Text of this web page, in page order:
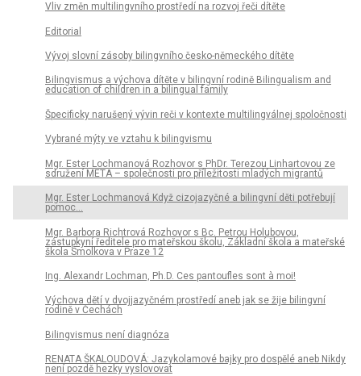
Vliv změn multilingvního prostředí na rozvoj řeči dítěte
Editorial
Vývoj slovní zásoby bilingvního česko-německého dítěte
Bilingvismus a výchova dítěte v bilingvní rodině Bilingualism and
education of children in a bilingual family
Špecificky narušený vývin reči v kontexte multilingválnej spoločnosti
Vybrané mýty ve vztahu k bilingvismu
Mgr. Ester Lochmanová Rozhovor s PhDr. Terezou Linhartovou ze
sdružení META – společnosti pro příležitosti mladých migrantů
Mgr. Ester Lochmanová Když cizojazyčné a bilingvní děti potřebují
pomoc…
Mgr. Barbora Richtrová Rozhovor s Bc. Petrou Holubovou,
zástupkyní ředitele pro mateřskou školu, Základní škola a mateřské
škola Smolkova v Praze 12
Ing. Alexandr Lochman, Ph.D. Ces pantoufles sont à moi!
Výchova dětí v dvojjazyčném prostředí aneb jak se žije bilingvní
rodině v Čechách
Bilingvismus není diagnóza
RENATA ŠKALOUDOVÁ: Jazykolamové bajky pro dospělé aneb Nikdy
není pozdě hezky vyslovovat